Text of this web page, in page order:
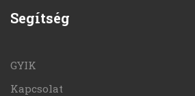
Segítség
GYIK
Kapcsolat